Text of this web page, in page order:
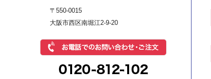
〒550-0015
大阪市西区南堀江2-9-20